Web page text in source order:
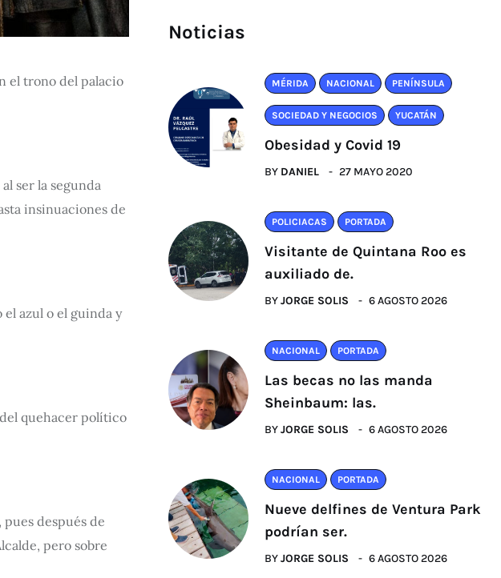
el trono del palacio
ser la segunda
insinuaciones de
el azul o el guinda y
quehacer político
después de
pero sobre
Noticias
MÉRIDA NACIONAL PENÍNSULA
SOCIEDAD Y NEGOCIOS YUCATÁN
Obesidad y Covid 19
BY DANIEL 27 MAYO 2020
POLICIACAS PORTADA
Visitante de Quintana Roo es
auxiliado de.
BYJORGE SOLIS 6 AGOSTO 2026
NACIONAL PORTADA
Las becas no las manda
Sheinbaum: las.
BYJORGE SOLIS 6 AGOSTO 2026
NACIONAL PORTADA
Nueve delfines de Ventura Park
podrían ser.
BYJORGE SOLIS 6 AGOSTO 2026